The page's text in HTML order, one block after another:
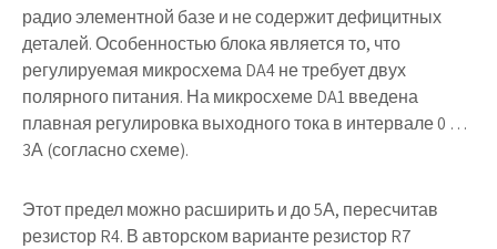
радио элементной базе и не содержит дефицитных
деталей. Особенностью блока является то, что
регулируемая микросхема DA4 не требует двух
полярного питания. На микросхеме DA1 введена
плавная регулировка выходного тока в интервале 0 …
3А (согласно схеме).
Этот предел можно расширить и до 5А, пересчитав
резистор R4. В авторском варианте резистор R7